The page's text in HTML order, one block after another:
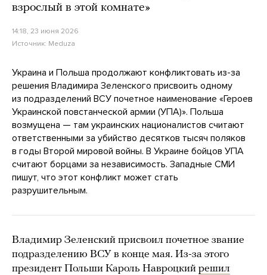
взрослый в этой комнате»
14:18, 23 июня 2026
Источник: Meduza
Украина и Польша продолжают конфликтовать из-за
решения Владимира Зеленского присвоить одному
из подразделений ВСУ почетное наименование «Героев
Украинской повстанческой армии (УПА)». Польша
возмущена — там украинских националистов считают
ответственными за убийство десятков тысяч поляков
в годы Второй мировой войны. В Украине бойцов УПА
считают борцами за независимость. Западные СМИ
пишут, что этот конфликт может стать
разрушительным.
Владимир Зеленский присвоил почетное звание
подразделению ВСУ в конце мая. Из-за этого
президент Польши Кароль Навроцкий решил